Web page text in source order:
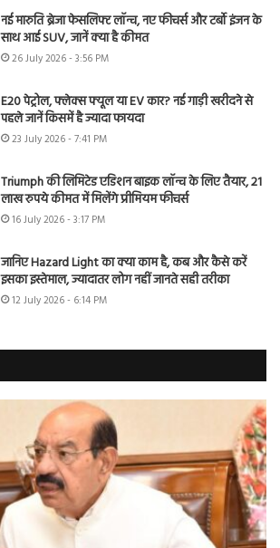
नई मारुति ब्रेजा फेसलिफ्ट लॉन्च, नए फीचर्स और टर्बो इंजन के
साथ आई SUV, जानें क्या है कीमत
26 July 2026 - 3:56 PM
E20 पेट्रोल, फ्लेक्स फ्यूल या EV कार? नई गाड़ी खरीदने से
पहले जानें किसमें है ज्यादा फायदा
23 July 2026 - 7:41 PM
Triumph की लिमिटेड एडिशन बाइक लॉन्च के लिए तैयार, 21
लाख रुपये कीमत में मिलेंगे प्रीमियम फीचर्स
16 July 2026 - 3:17 PM
जानिए Hazard Light का क्या काम है, कब और कैसे करें
इसका इस्तेमाल, ज्यादातर लोग नहीं जानते सही तरीका
12 July 2026 - 6:14 PM